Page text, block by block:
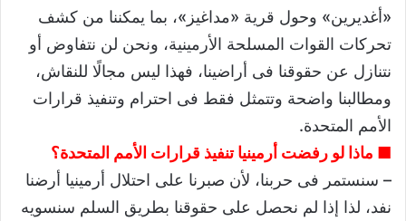
«أغديرين» وحول قرية «مداغيز»، بما يمكننا من كشف
تحركات القوات المسلحة الأرمينية، ونحن لن نتفاوض أو
نتنازل عن حقوقنا فى أراضينا، فهذا ليس مجالًا للنقاش،
ومطالبنا واضحة وتتمثل فقط فى احترام وتنفيذ قرارات
الأمم المتحدة.
■ ماذا لو رفضت أرمينيا تنفيذ قرارات الأمم المتحدة؟
– سنستمر فى حربنا، لأن صبرنا على احتلال أرمينيا أرضنا
نفد، لذا إذا لم نحصل على حقوقنا بطريق السلم سنسويه